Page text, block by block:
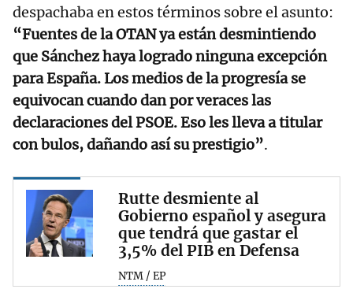
despachaba en estos términos sobre el asunto:
“Fuentes de la OTAN ya están desmintiendo
que Sánchez haya logrado ninguna excepción
para España. Los medios de la progresía se
equivocan cuando dan por veraces las
declaraciones del PSOE. Eso les lleva a titular
con bulos, dañando así su prestigio”.
Rutte desmiente al
Gobierno español y asegura
que tendrá que gastar el
3,5% del PIB en Defensa
NTM / EP